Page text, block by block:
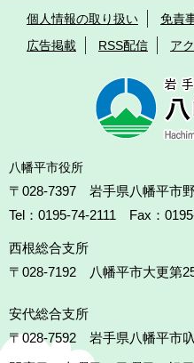
個人情報の取り扱い
免責
広告掲載
RSS配信 ア
八幡平市役所
〒028-7397 岩手県八幡平市
Tel：0195-74-2111 Fax：
西根総合支所
〒028-7192
八幡平市大更第
安代総合支所
〒028-7592
岩手県八幡平市